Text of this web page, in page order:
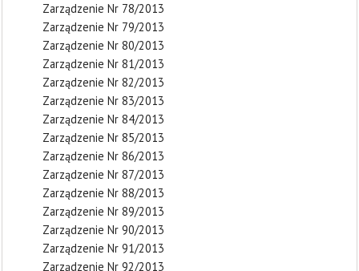
Zarządzenie Nr 78/2013
Zarządzenie Nr 79/2013
Zarządzenie Nr 80/2013
Zarządzenie Nr 81/2013
Zarządzenie Nr 82/2013
Zarządzenie Nr 83/2013
Zarządzenie Nr 84/2013
Zarządzenie Nr 85/2013
Zarządzenie Nr 86/2013
Zarządzenie Nr 87/2013
Zarządzenie Nr 88/2013
Zarządzenie Nr 89/2013
Zarządzenie Nr 90/2013
Zarządzenie Nr 91/2013
Zarządzenie Nr 92/2013